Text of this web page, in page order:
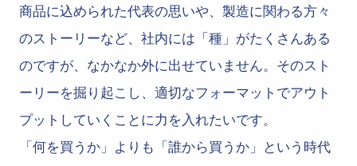
商品に込められた代表の思いや、製造に関わる方々
のストーリーなど、社内には「種」がたくさんある
のですが、なかなか外に出せていません。そのスト
ーリーを掘り起こし、適切なフォーマットでアウト
プットしていくことに力を入れたいです。
「何を買うか」よりも「誰から買うか」という時代